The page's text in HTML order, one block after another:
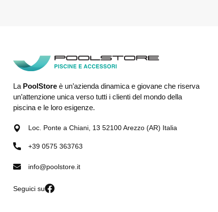
La PoolStoreè un’azienda dinamica e giovane che riserva
un’attenzione unica verso tutti i clienti del mondo della
piscina e le loro esigenze.
Loc. Ponte a Chiani, 13 52100 Arezzo (AR) Italia
+39 0575 363763
info@poolstore.it
Seguici su